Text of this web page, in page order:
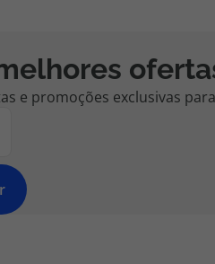
e promoções exclusivas